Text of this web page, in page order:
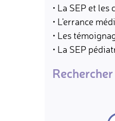
• La SEP et
• L'errance
• Les
• La SEP
Rechercher